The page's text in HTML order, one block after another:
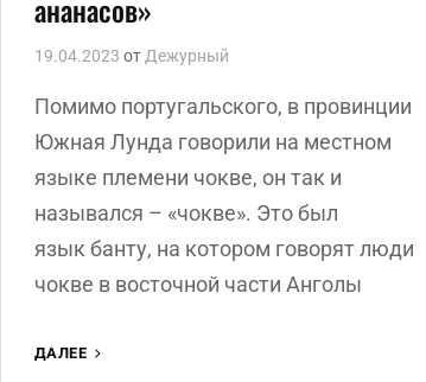
ананасов»
19.04.2023 отДежурный
Помимо португальского, в провинции
Южная Лунда говорили на местном
языке племени чокве, он так и
назывался – «чокве». Это был
язык банту, на котором говорят люди
чокве в восточной части Анголы
ДАЛЕЕ